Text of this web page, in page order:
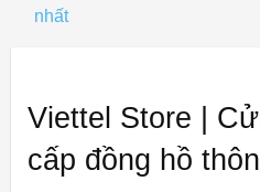
nhất
Viettel Store |
cấp đồng hồ